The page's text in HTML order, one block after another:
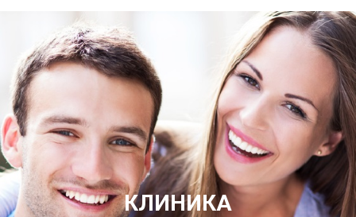
КЛИНИКА